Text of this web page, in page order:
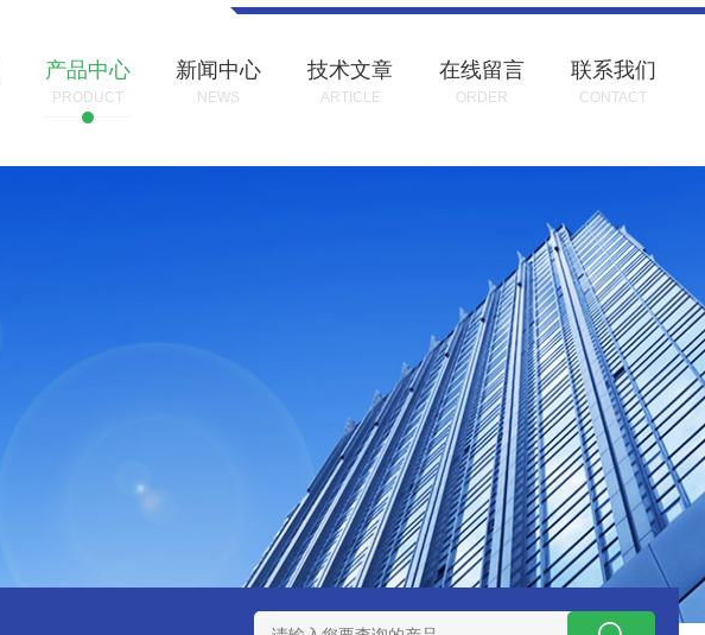
产品中心
PRODUCT
新闻中心
NEWS
技术文章
ARTICLE
在线留言
ORDER
联系我们
CONTACT